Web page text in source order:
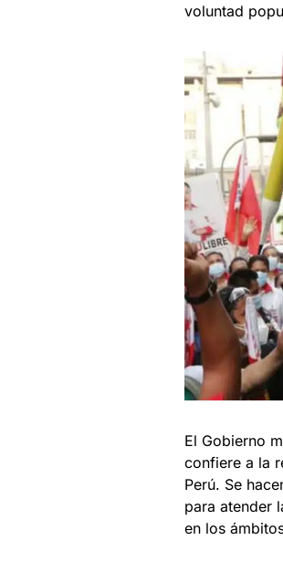
voluntad
El Gobierno
confiere a la
Perú. Se
para atender
en los